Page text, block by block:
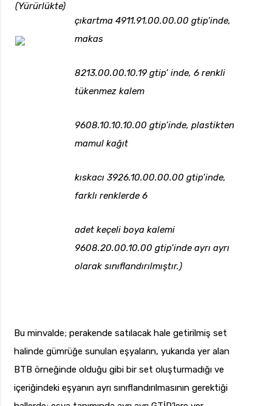
(Yürürlükte)
çıkartma 4911.91.00.00.00 gtip’inde,
makas
8213.00.00.10.19 gtip’ inde, 6 renkli
tükenmez kalem
9608.10.10.10.00 gtip’inde, plastikten
mamul kağıt
kıskacı 3926.10.00.00.00 gtip’inde,
farklı renklerde 6
adet keçeli boya kalemi
9608.20.00.10.00 gtip’inde ayrı ayrı
olarak sınıflandırılmıştır.)
Bu minvalde; perakende satılacak hale getirilmiş set
halinde gümrüğe sunulan eşyaların, yukarıda yer alan
BTB örneğinde olduğu gibi bir set oluşturmadığı ve
içeriğindeki eşyanın ayrı sınıflandırılmasının gerektiği